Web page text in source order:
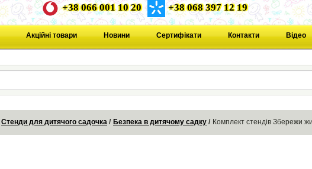
+38 066 001 10 20 +38 068 397 12 19
Акційні товари Новини Сертифікати Контакти Відео
Стенди для дитячого садочка Безпека в дитячому садку Комплект стендів Збережи